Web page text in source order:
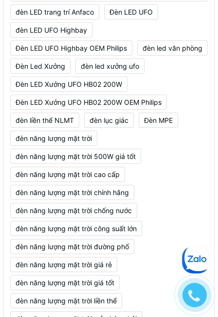
đèn LED trang trí Anfaco Đèn LED UFO
đèn LED UFO Highbay
Đèn LED UFO Highbay OEM Philips đèn led văn phòng
Đèn Led Xưởng đèn led xưởng ufo
Đèn LED Xưởng UFO HB02 200W
Đèn LED Xưởng UFO HB02 200W OEM Philips
đèn liền thể NLMT đèn lục giác Đèn MPE
đèn năng lượng mặt trời
đèn năng lượng mặt trời 500W giá tốt
đèn năng lượng mặt trời cao cấp
đèn năng lượng mặt trời chính hãng
đèn năng lượng mặt trời chống nước
đèn năng lượng mặt trời công suất lớn
đèn năng lượng mặt trời đường phố
đèn năng lượng mặt trời giá rẻ
đèn năng lượng mặt trời giá tốt
đèn năng lượng mặt trời liền thể